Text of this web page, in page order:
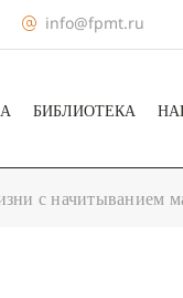
info@fpmt.ru
БИБЛИОТЕКА
с начитыванием